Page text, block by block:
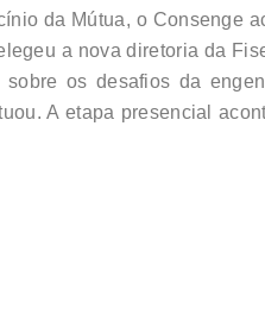
da Mútua, o Consenge
a nova diretoria da
os desafios da
A etapa presencial